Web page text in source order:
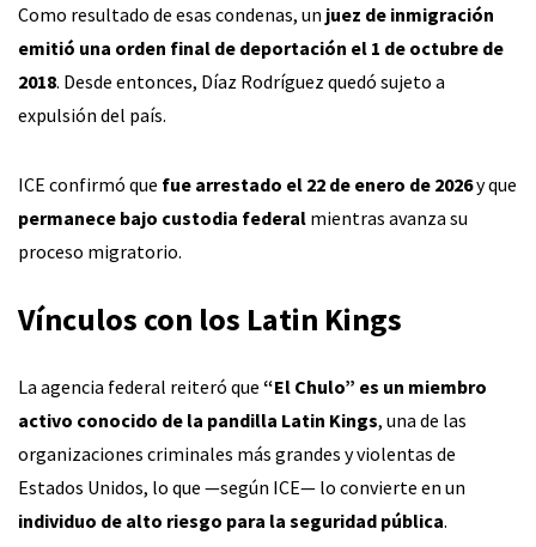
Como resultado de esas condenas, un juez de inmigración
emitió una orden final de deportación el 1 de octubre de
2018. Desde entonces, Díaz Rodríguez quedó sujeto a
expulsión del país.
ICE confirmó que fue arrestado el 22 de enero de 2026y que
permanece bajo custodia federal mientras avanza su
proceso migratorio.
Vínculos con los Latin Kings
La agencia federal reiteró que “El Chulo” es un miembro
activo conocido de la pandilla Latin Kings, una de las
organizaciones criminales más grandes y violentas de
Estados Unidos, lo que —según ICE— lo convierte en un
individuo de alto riesgo para la seguridad pública.